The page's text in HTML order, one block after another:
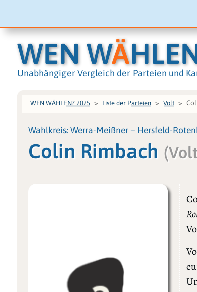
WEN WÄ
Unabhängiger Vergleich der Parteien und
WEN WÄHLEN? 2025 Liste der Parteien Volt
Wahlkreis: Werra-Meißner – Hersfeld-
Colin Rimbach